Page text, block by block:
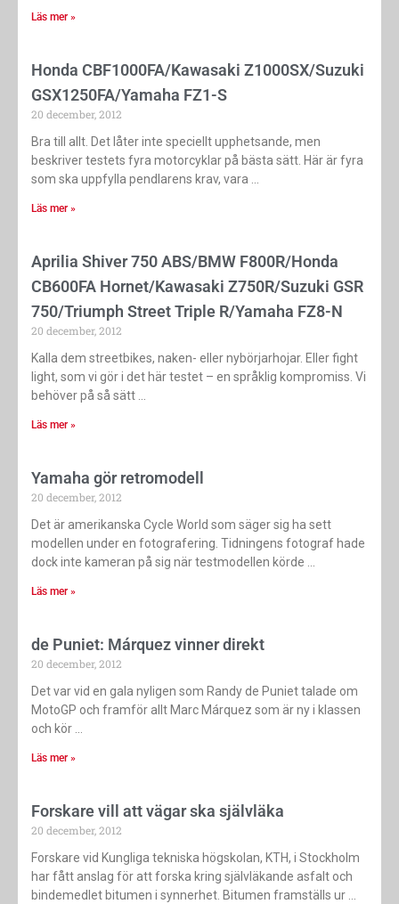
Läs mer »
Honda CBF1000FA/Kawasaki Z1000SX/Suzuki
GSX1250FA/Yamaha FZ1-S
20 december, 2012
Bra till allt. Det låter inte speciellt upphetsande, men
beskriver testets fyra motorcyklar på bästa sätt. Här är fyra
som ska uppfylla pendlarens krav, vara
Läs mer »
Aprilia Shiver 750 ABS/BMW F800R/Honda
CB600FA Hornet/Kawasaki Z750R/Suzuki GSR
750/Triumph Street Triple R/Yamaha FZ8-N
20 december, 2012
Kalla dem streetbikes, naken- eller nybörjarhojar. Eller fight
light, som vi gör i det här testet – en språklig kompromiss. Vi
behöver på så sätt
Läs mer »
Yamaha gör retromodell
20 december, 2012
Det är amerikanska Cycle World som säger sig ha sett
modellen under en fotografering. Tidningens fotograf hade
dock inte kameran på sig när testmodellen körde
Läs mer »
de Puniet: Márquez vinner direkt
20 december, 2012
Det var vid en gala nyligen som Randy de Puniet talade om
MotoGP och framför allt Marc Márquez som är ny i klassen
och kör
Läs mer »
Forskare vill att vägar ska självläka
20 december, 2012
Forskare vid Kungliga tekniska högskolan, KTH, i Stockholm
har fått anslag för att forska kring självläkande asfalt och
bindemedlet bitumen i synnerhet. Bitumen framställs ur